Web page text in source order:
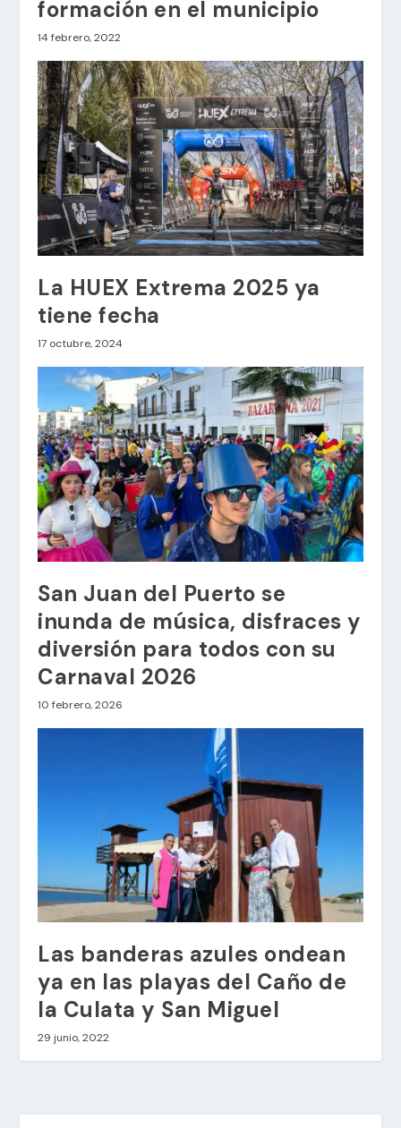
formación en el municipio
14 febrero, 2022
La HUEX Extrema 2025 ya
tiene fecha
17 octubre, 2024
San Juan del Puerto se
inunda de música, disfraces y
diversión para todos con su
Carnaval 2026
10 febrero, 2026
Las banderas azules ondean
ya en las playas del Caño de
la Culata y San Miguel
29 junio, 2022